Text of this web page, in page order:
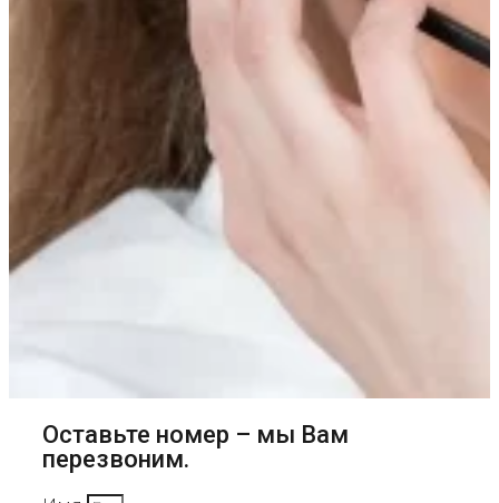
Оставьте номер – мы Вам
перезвоним.